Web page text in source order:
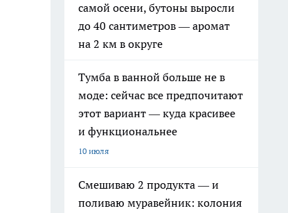
самой осени, бутоны выросли
до 40 сантиметров — аромат
на 2 км в округе
Тумба в ванной больше не в
моде: сейчас все предпочитают
этот вариант — куда красивее
и функциональнее
10 июля
Смешиваю 2 продукта — и
поливаю муравейник: колония